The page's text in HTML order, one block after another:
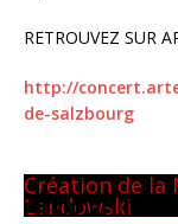
RETROUVEZ SUR
http://
de-salzbourg
Panthéon - 22
CM GUILINI
Arthur &
à New-York
avec L. Naouri
A Tel-Aviv
Avec Michel
Dernier
Concert
Avec Seiji
Création de la
Landowski
PIERRE BOULEZ